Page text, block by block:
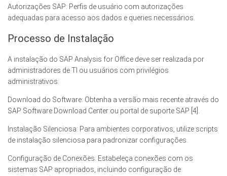
Autorizações SAP: Perfis de usuário com autorizações
adequadas para acesso aos dados e queries necessários.
Processo de Instalação
A instalação do SAP Analysis for Office deve ser realizada por
administradores de TI ou usuários com privilégios
administrativos:
Download do Software: Obtenha a versão mais recente através do
SAP Software Download Center ou portal de suporte SAP [4].
Instalação Silenciosa: Para ambientes corporativos, utilize scripts
de instalação silenciosa para padronizar configurações.
Configuração de Conexões: Estabeleça conexões com os
sistemas SAP apropriados, incluindo configuração de